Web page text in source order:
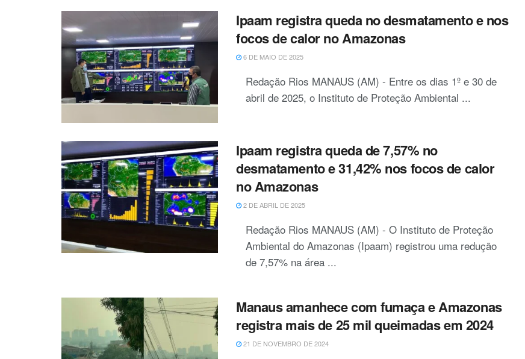
Ipaam registra queda no desmatamento e nos
focos de calor no Amazonas
6 DE MAIO DE 2025
Redação Rios MANAUS (AM) - Entre os dias 1º e 30 de
abril de 2025, o Instituto de Proteção Ambiental ...
Ipaam registra queda de 7,57% no
desmatamento e 31,42% nos focos de calor
no Amazonas
2 DE ABRIL DE 2025
Redação Rios MANAUS (AM) - O Instituto de Proteção
Ambiental do Amazonas (Ipaam) registrou uma redução
de 7,57% na área ...
Manaus amanhece com fumaça e Amazonas
registra mais de 25 mil queimadas em 2024
21 DE NOVEMBRO DE 2024